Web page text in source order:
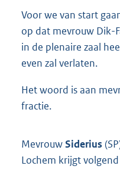
Voor we van start
op dat mevrouw Dik-
in de plenaire zaal
even zal verlaten.
Het woord is aan
fractie.
MevrouwSiderius
Lochem krijgt